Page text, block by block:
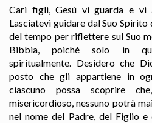
Cari figli, Gesù vi guarda e vi
Lasciatevi guidare dal Suo
del tempo per riflettere sul Suo
Bibbia, poiché solo in
spiritualmente. Desidero che
posto che gli appartiene in
ciascuno possa scoprire
misericordioso, nessuno potrà
nel nome del Padre, del Figlio e